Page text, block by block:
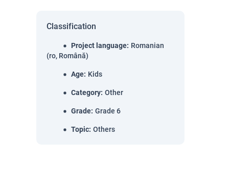
Classification
Project language: Romanian
(ro, Română)
Age: Kids
Category: Other
Grade: Grade 6
Topic: Others